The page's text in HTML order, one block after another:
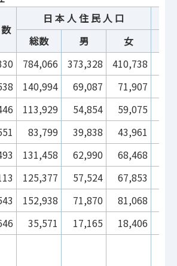
日 本 人 住 民 人 口
総数
男 女
784,066 373,328 410,738
140,994 69,087 71,907
113,929 54,854 59,075
83,799 39,838 43,961
131,458 62,990 68,468
125,377 57,524 67,853
152,938 71,870 81,068
35,571 17,165 18,406